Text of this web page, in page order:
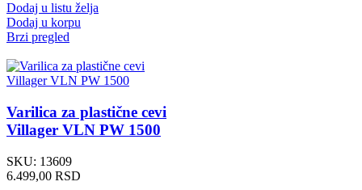
Dodaj u listu želja
Dodaj u korpu
Brzi pregled
Varilica za plastične cevi
Villager VLN PW 1500
SKU: 13609
6.499,00 RSD